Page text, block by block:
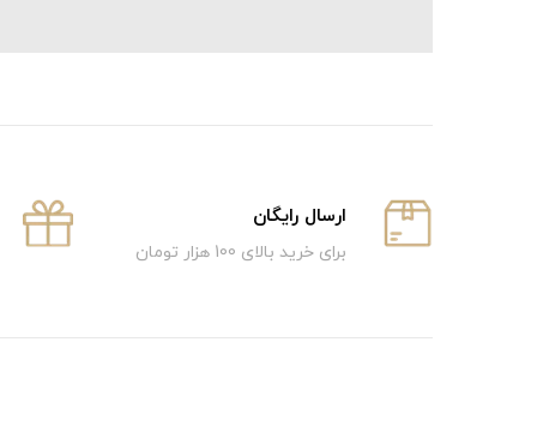
ارسال رایگان
برای خرید بالای 100 هزار تومان